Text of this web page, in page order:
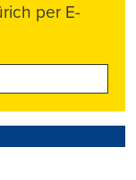
per E-